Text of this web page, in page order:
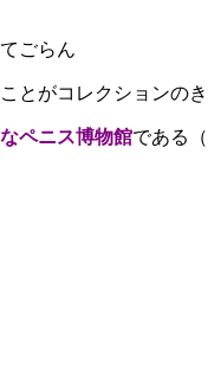
ごらん
がコレクションのき
ペニス博物館である